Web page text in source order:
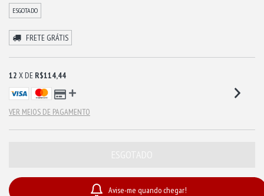
ESGOTADO
FRETE GRÁTIS
12 X DE R$114,44
VER MEIOS DE PAGAMENTO
Avise-me quando chegar!